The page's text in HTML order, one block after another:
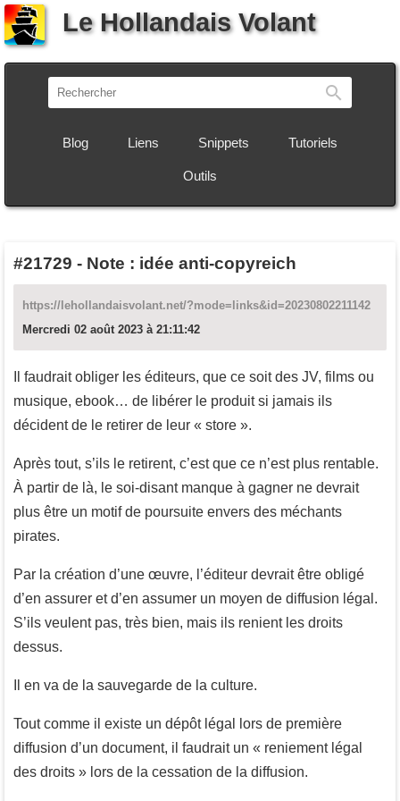
Le Hollandais Volant
Blog Liens Snippets Tutoriels
Outils
#21729 - Note : idée anti-copyreich
https://lehollandaisvolant.net/?mode=links&id=20230802211142
Mercredi 02 août 2023 à 21:11:42
Il faudrait obliger les éditeurs, que ce soit des JV, films ou
musique, ebook… de libérer le produit si jamais ils
décident de le retirer de leur « store ».
Après tout, s’ils le retirent, c’est que ce n’est plus rentable.
À partir de là, le soi-disant manque à gagner ne devrait
plus être un motif de poursuite envers des méchants
pirates.
Par la création d’une œuvre, l’éditeur devrait être obligé
d’en assurer et d’en assumer un moyen de diffusion légal.
S’ils veulent pas, très bien, mais ils renient les droits
dessus.
Il en va de la sauvegarde de la culture.
Tout comme il existe un dépôt légal lors de première
diffusion d’un document, il faudrait un « reniement légal
des droits » lors de la cessation de la diffusion.